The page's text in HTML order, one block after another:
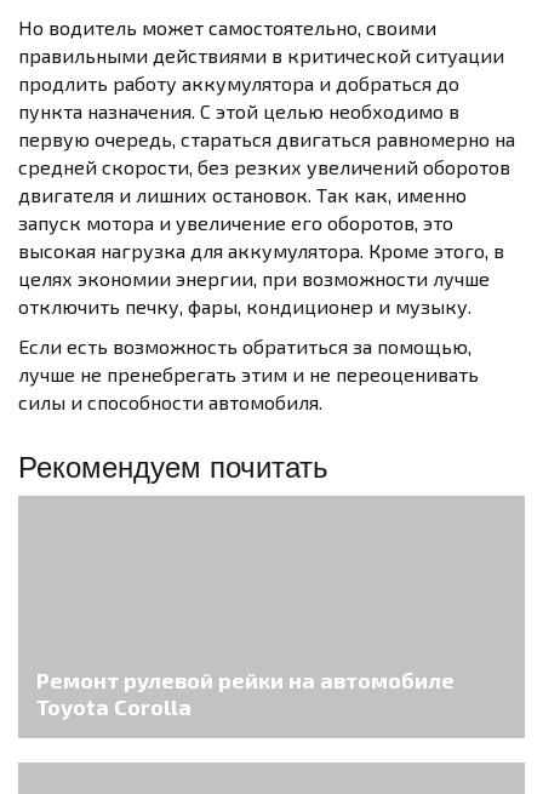
Но водитель может самостоятельно, своими
правильными действиями в критической ситуации
продлить работу аккумулятора и добраться до
пункта назначения. С этой целью необходимо в
первую очередь, стараться двигаться равномерно на
средней скорости, без резких увеличений оборотов
двигателя и лишних остановок. Так как, именно
запуск мотора и увеличение его оборотов, это
высокая нагрузка для аккумулятора. Кроме этого, в
целях экономии энергии, при возможности лучше
отключить печку, фары, кондиционер и музыку.
Если есть возможность обратиться за помощью,
лучше не пренебрегать этим и не переоценивать
силы и способности автомобиля.
Рекомендуем почитать
Ремонт рулевой рейки на автомобиле
Toyota Corolla